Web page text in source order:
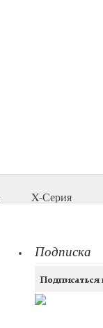
X-Серия
Подписка